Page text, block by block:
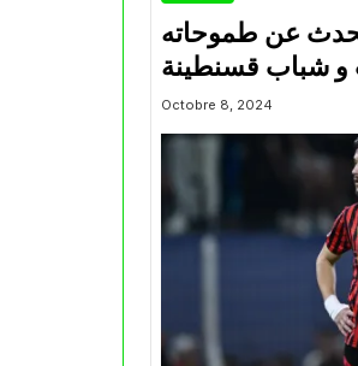
عن طموحاته
و شباب قسنطينة
Octobre 8, 2024